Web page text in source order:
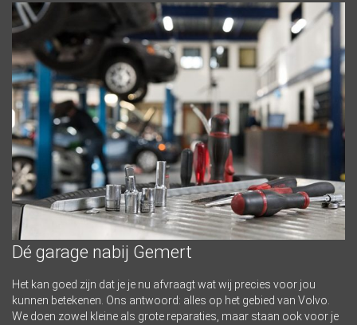
Dé garage nabij Gemert
Het kan goed zijn dat je je nu afvraagt wat wij precies voor jou
kunnen betekenen. Ons antwoord: alles op het gebied van Volvo.
We doen zowel kleine als grote reparaties, maar staan ook voor je